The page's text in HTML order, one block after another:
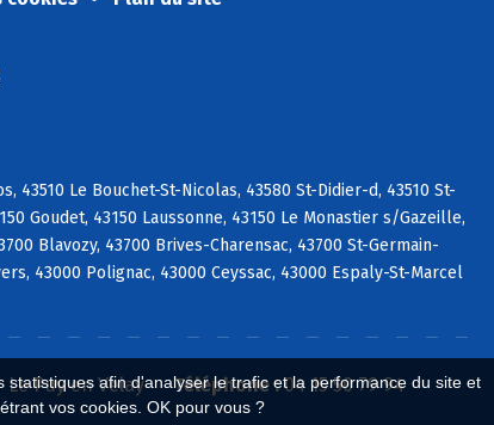
afin d'analyser le trafic et la performance du site et
vos cookies. OK pour vous ?
43510 Le Bouchet-St-Nicolas, 43580 St-Didier-d, 43510 St-
Goudet, 43150 Laussonne, 43150 Le Monastier s/Gazeille,
Blavozy, 43700 Brives-Charensac, 43700 St-Germain-
43000 Polignac, 43000 Ceyssac, 43000 Espaly-St-Marcel
Puy en Velay Téléphone :04 15 50 79 94